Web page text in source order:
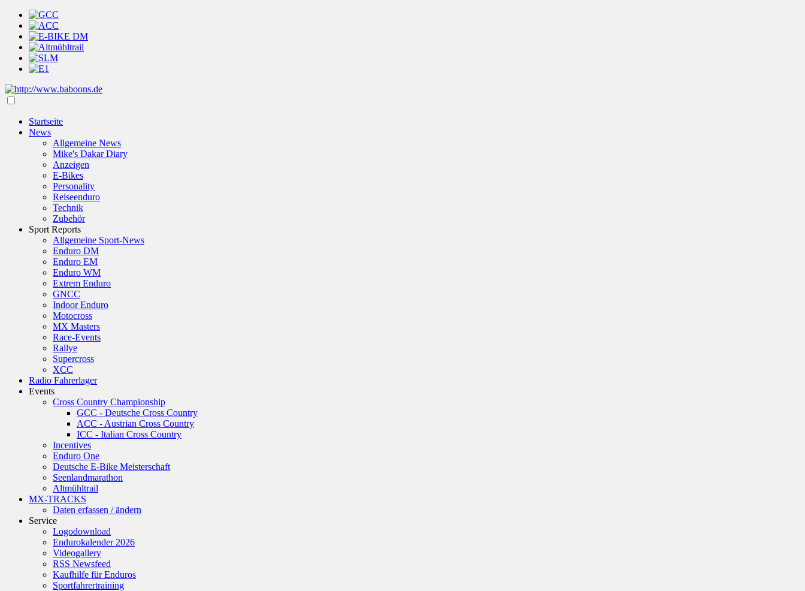
Startseite
News
Allgemeine News
Mike's Dakar Diary
Anzeigen
E-Bikes
Personality
Reiseenduro
Technik
Zubehör
Sport Reports
Allgemeine Sport-News
Enduro DM
Enduro EM
Enduro WM
Extrem Enduro
GNCC
Indoor Enduro
Motocross
MX Masters
Race-Events
Rallye
Supercross
XCC
Radio Fahrerlager
Events
Cross Country Championship
GCC - Deutsche Cross Country
ACC - Austrian Cross Country
ICC - Italian Cross Country
Incentives
Enduro One
Deutsche E-Bike Meisterschaft
Seenlandmarathon
Altmühltrail
MX-TRACKS
Daten erfassen / ändern
Service
Logodownload
Endurokalender 2026
Videogallery
RSS Newsfeed
Kaufhilfe für Enduros
Sportfahrertraining